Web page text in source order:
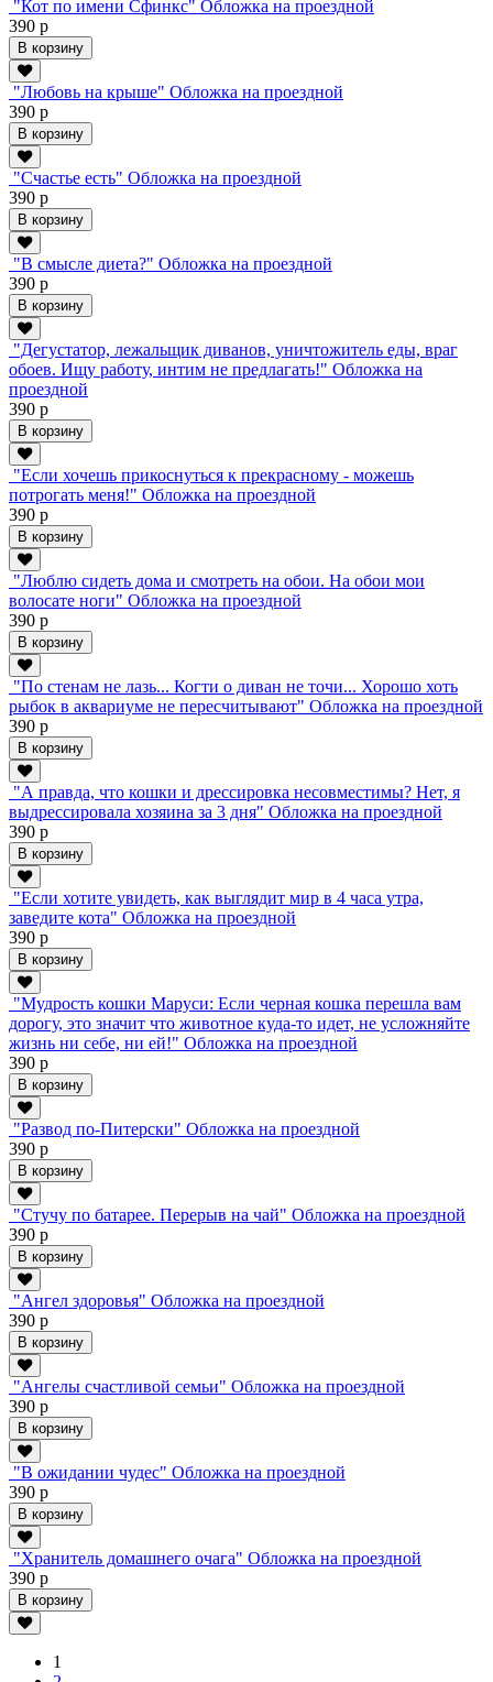
"Кот по имени Сфинкс" Обложка на проездной
390 р
В корзину
"Любовь на крыше" Обложка на проездной
390 р
В корзину
"Счастье есть" Обложка на проездной
390 р
В корзину
"В смысле диета?" Обложка на проездной
390 р
В корзину
"Дегустатор, лежальщик диванов, уничтожитель еды, враг
обоев. Ищу работу, интим не предлагать!" Обложка на
проездной
390 р
В корзину
"Если хочешь прикоснуться к прекрасному - можешь
потрогать меня!" Обложка на проездной
390 р
В корзину
"Люблю сидеть дома и смотреть на обои. На обои мои
волосате ноги" Обложка на проездной
390 р
В корзину
"По стенам не лазь... Когти о диван не точи... Хорошо хоть
рыбок в аквариуме не пересчитывают" Обложка на проездной
390 р
В корзину
"А правда, что кошки и дрессировка несовместимы? Нет, я
выдрессировала хозяина за 3 дня" Обложка на проездной
390 р
В корзину
"Если хотите увидеть, как выглядит мир в 4 часа утра,
заведите кота" Обложка на проездной
390 р
В корзину
"Мудрость кошки Маруси: Если черная кошка перешла вам
дорогу, это значит что животное куда-то идет, не усложняйте
жизнь ни себе, ни ей!" Обложка на проездной
390 р
В корзину
"Развод по-Питерски" Обложка на проездной
390 р
В корзину
"Стучу по батарее. Перерыв на чай" Обложка на проездной
390 р
В корзину
"Ангел здоровья" Обложка на проездной
390 р
В корзину
"Ангелы счастливой семьи" Обложка на проездной
390 р
В корзину
"В ожидании чудес" Обложка на проездной
390 р
В корзину
"Хранитель домашнего очага" Обложка на проездной
390 р
В корзину
1